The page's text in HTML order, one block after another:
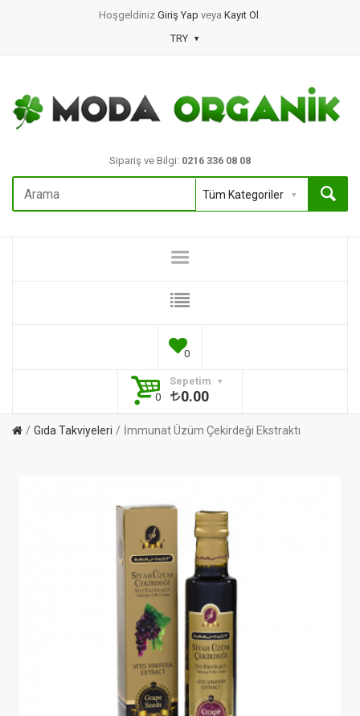
Hoşgeldiniz Giriş Yap veya Kayıt Ol .
TRY
Sipariş ve Bilgi: 0216 336 08 08
0
Sepetim
0
0.00
Gıda Takviyeleri İmmunat Üzüm Çekirdeği Ekstraktı